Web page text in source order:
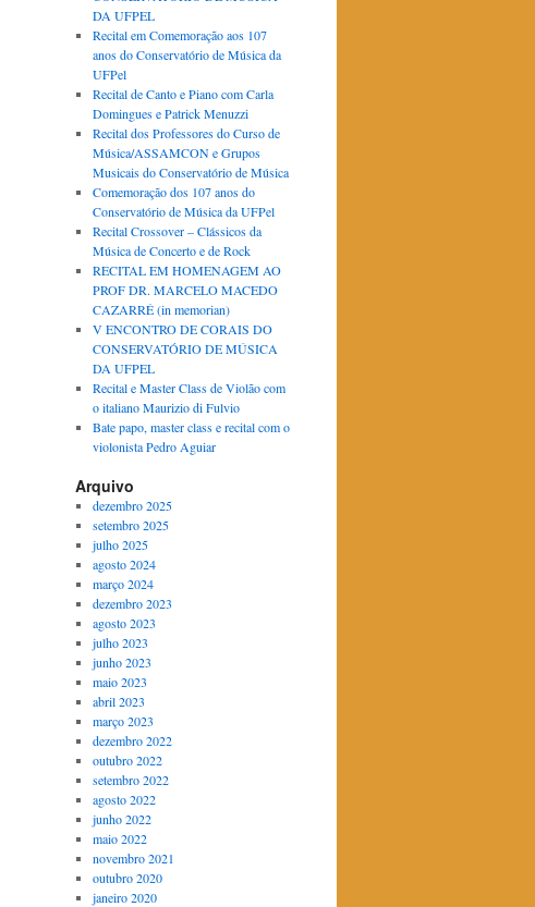
DA UFPEL
Recital em Comemoração aos 107
anos do Conservatório de Música da
UFPel
Recital de Canto e Piano com Carla
Domingues e Patrick Menuzzi
Recital dos Professores do Curso de
Música/ASSAMCON e Grupos
Musicais do Conservatório de Música
Comemoração dos 107 anos do
Conservatório de Música da UFPel
Recital Crossover – Clássicos da
Música de Concerto e de Rock
RECITAL EM HOMENAGEM AO
PROF DR. MARCELO MACEDO
CAZARRÉ (in memorian)
V ENCONTRO DE CORAIS DO
CONSERVATÓRIO DE MÚSICA
DA UFPEL
Recital e Master Class de Violão com
o italiano Maurizio di Fulvio
Bate papo, master class e recital com o
violonista Pedro Aguiar
Arquivo
dezembro 2025
setembro 2025
julho 2025
agosto 2024
março 2024
dezembro 2023
agosto 2023
julho 2023
junho 2023
maio 2023
abril 2023
março 2023
dezembro 2022
outubro 2022
setembro 2022
agosto 2022
junho 2022
maio 2022
novembro 2021
outubro 2020
janeiro 2020